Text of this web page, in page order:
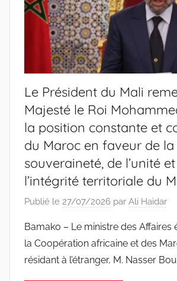
Le Président du Mali
Majesté le Roi
la position constante et
du Maroc en faveur de la
souveraineté, de l’unité
l’intégrité territoriale du
Publié le 27/07/2026 par Ali Haidar
Bamako – Le ministre des Affaires
la Coopération africaine et des
résidant à l’étranger, M. Nasser